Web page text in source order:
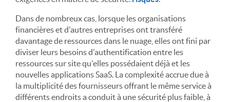
Dans de nombreux cas, lorsque les organisations
financières et d'autres entreprises ont transféré
davantage de ressources dans le nuage, elles ont fini par
diviser leurs besoins d'authentification entre les
ressources sur site qu'elles possédaient déjà et les
nouvelles applications SaaS. La complexité accrue due à
la multiplicité des fournisseurs offrant le même service à
différents endroits a conduit à une sécurité plus faible, à